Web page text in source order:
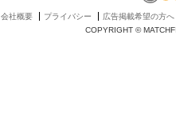
会社概要 プライバシー
広告掲載希望の方へ
COPYRIGHT ©